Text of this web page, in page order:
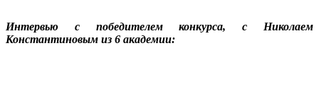
Интервью с победителем конкурса, с Николаем
Константиновым из 6 академии: